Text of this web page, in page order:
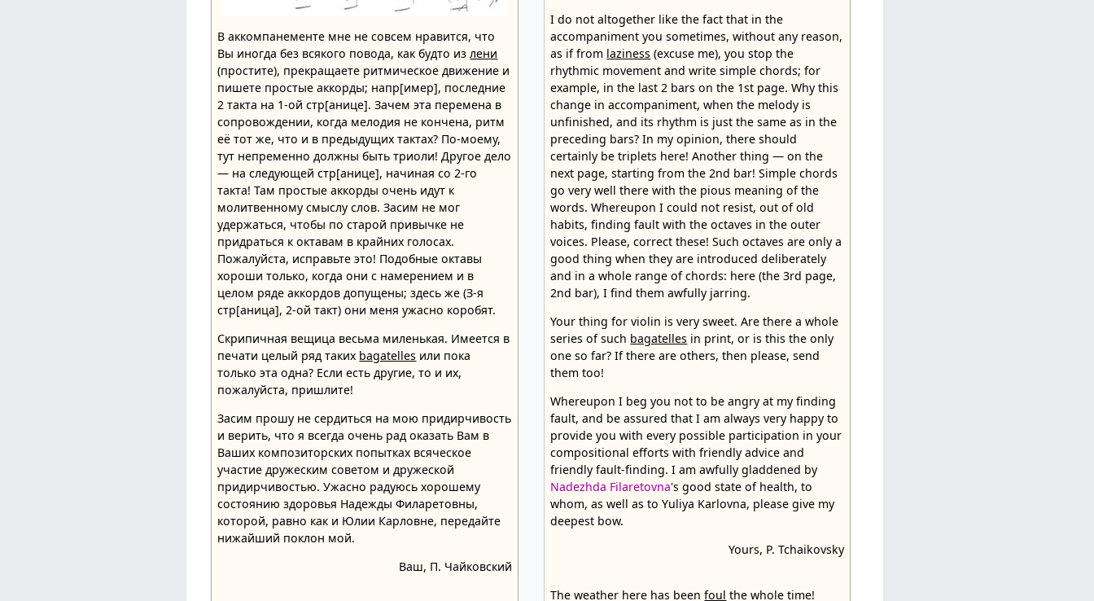
В аккомпанементе мне не совсем нравится, что
Вы иногда без всякого повода, как будто излени
(простите), прекращаете ритмическое движение и
пишете простые аккорды; напр[имер], последние
2 такта на 1-ой стр[анице]. Зачем эта перемена в
сопровождении, когда мелодия не кончена, ритм
её тот же, что и в предыдущих тактах? По-моему,
тут непременно должны быть триоли! Другое дело
— на следующей cтp[анице], начиная со 2-го
такта! Там простые аккорды очень идут к
молитвенному смыслу слов. Засим не мог
удержаться, чтобы по старой привычке не
придраться к октавам в крайних голосах.
Пожалуйста, исправьте это! Подобные октавы
хороши только, когда они с намерением и в
целом ряде аккордов допущены; здесь же (З-я
стр[аница], 2-ой такт) они меня ужасно коробят.
Скрипичная вещица весьма миленькая. Имеется в
печати целый ряд таких bagatelles или пока
только эта одна? Если есть другие, то и их,
пожалуйста, пришлите!
Засим прошу не сердиться на мою придирчивость
и верить, что я всегда очень рад оказать Вам в
Ваших композиторских попытках всяческое
участие дружеским советом и дружеской
придирчивостью. Ужасно радуюсь хорошему
состоянию здоровья Надежды Филаретовны,
которой, равно как и Юлии Карловне, передайте
нижайший поклон мой.
Ваш, П. Чайковский
I do not altogether like the fact that in the
accompaniment you sometimes, without any reason,
as if from laziness (excuse me), you stop the
rhythmic movement and write simple chords; for
example, in the last 2 bars on the 1st page. Why this
change in accompaniment, when the melody is
unfinished, and its rhythm is just the same as in the
preceding bars? In my opinion, there should
certainly be triplets here! Another thing — on the
next page, starting from the 2nd bar! Simple chords
go very well there with the pious meaning of the
words. Whereupon I could not resist, out of old
habits, finding fault with the octaves in the outer
voices. Please, correct these! Such octaves are only a
good thing when they are introduced deliberately
and in a whole range of chords: here (the 3rd page,
2nd bar), I find them awfully jarring.
Your thing for violin is very sweet. Are there a whole
series of such bagatelles in print, or is this the only
one so far? If there are others, then please, send
them too!
Whereupon I beg you not to be angry at my finding
fault, and be assured that I am always very happy to
provide you with every possible participation in your
compositional efforts with friendly advice and
friendly fault-finding. I am awfully gladdened by
Nadezhda Filaretovna's good state of health, to
whom, as well as to Yuliya Karlovna, please give my
deepest bow.
Yours, P. Tchaikovsky
The weather here has beenfoul the whole time!